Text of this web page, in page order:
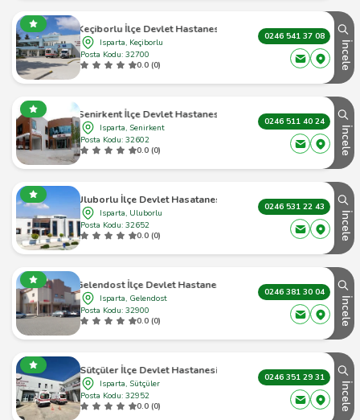
Keçiborlu İlçe Devlet Hastanesi
Isparta, Keçiborlu
Posta Kodu: 32700
0.0 (0)
0246 541 37 08
İncele
Senirkent İlçe Devlet Hastanesi
Isparta, Senirkent
Posta Kodu: 32602
0.0 (0)
0246 511 40 24
İncele
Uluborlu İlçe Devlet Hasatanesi
Isparta, Uluborlu
Posta Kodu: 32652
0.0 (0)
0246 531 22 43
İncele
Gelendost İlçe Devlet Hastanesi
Isparta, Gelendost
Posta Kodu: 32900
0.0 (0)
0246 381 30 04
İncele
Sütçüler İlçe Devlet Hastanesi
Isparta, Sütçüler
Posta Kodu: 32952
0.0 (0)
0246 351 29 31
İncele